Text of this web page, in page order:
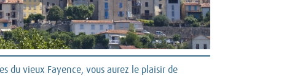
du vieux Fayence, vous aurez le plaisir de